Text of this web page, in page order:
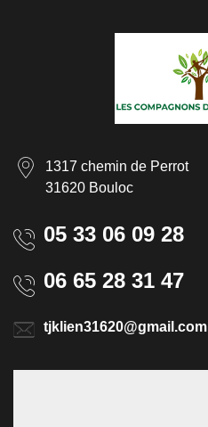
1317 chemin de Perrot
31620 Bouloc
05 33 06 09 28
06 65 28 31 47
tjklien31620@gmail.com